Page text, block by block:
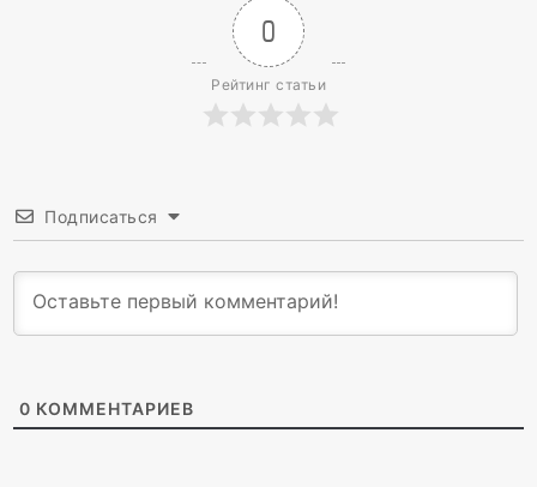
0
Рейтинг статьи
Подписаться
0 КОММЕНТАРИЕВ